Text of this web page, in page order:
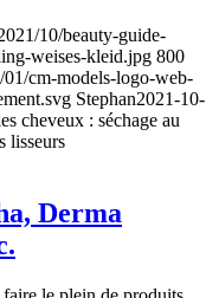
10/beauty-guide-
weises-kleid.jpg 800
cm-models-logo-web-
Stephan2021-10-
cheveux : séchage au
lisseurs
Derma